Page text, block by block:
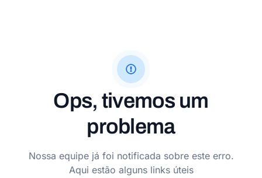
Ops, tivemos um
problema
Nossa equipe já foi notificada sobre este erro.
Aqui estão alguns links úteis